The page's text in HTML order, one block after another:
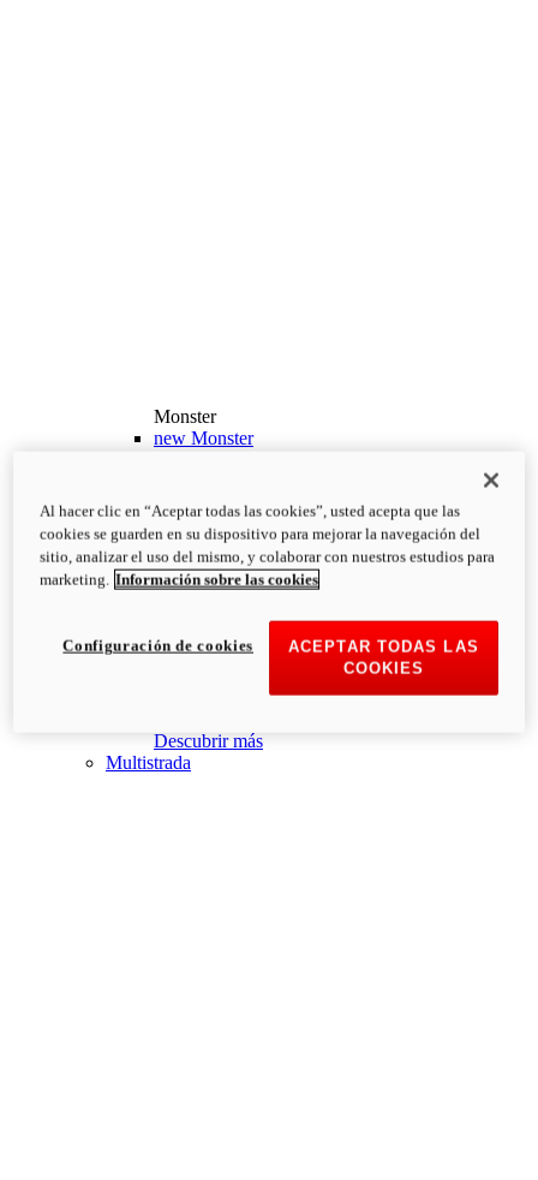
Monster
new Monster
PVP Recomendado desde: 13.190€
i
Configurar
Descubrir más
new Monster +
Monster +
newMonster 100
Descubrir más
Multistrada
Al hacer clic en “Aceptar todas las cookies”, usted acepta que las
cookies se guarden en su dispositivo para mejorar la navegación del
sitio, analizar el uso del mismo, y colaborar con nuestros estudios para
marketing. Información sobre las cookies
ACEPTAR TODAS LAS
COOKIES
Configuración de cookies